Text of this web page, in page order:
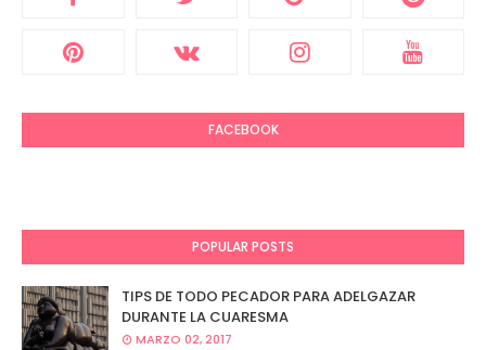
FACEBOOK
POPULAR POSTS
TIPS DE TODO PECADOR PARA ADELGAZAR
DURANTE LA CUARESMA
MARZO 02, 2017